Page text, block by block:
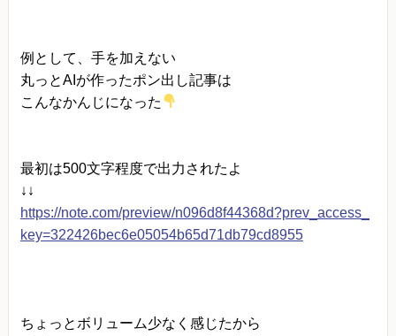
例として、手を加えない
丸っとAIが作ったポン出し記事は
こんなかんじになった
最初は500文字程度で出力されたよ
↓↓
https://note.com/preview/n096d8f44368d?prev_access_
key=322426bec6e05054b65d71db79cd8955
ちょっとボリューム少なく感じたから